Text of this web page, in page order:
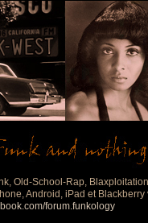
Old-School-Rap,
Android, iPad et
forum.funkology